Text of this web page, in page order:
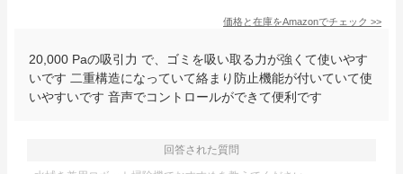
価格と在庫をAmazonでチェック >>
20,000 Paの吸引力 で、ゴミを吸い取る力が強くて使いやす
いです 二重構造になっていて絡まり防止機能が付いていて使
いやすいです 音声でコントロールができて便利です
回答された質問